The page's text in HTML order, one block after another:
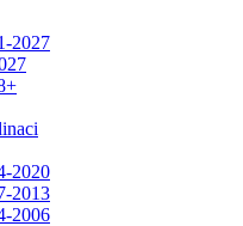
2027
2020
2013
2006